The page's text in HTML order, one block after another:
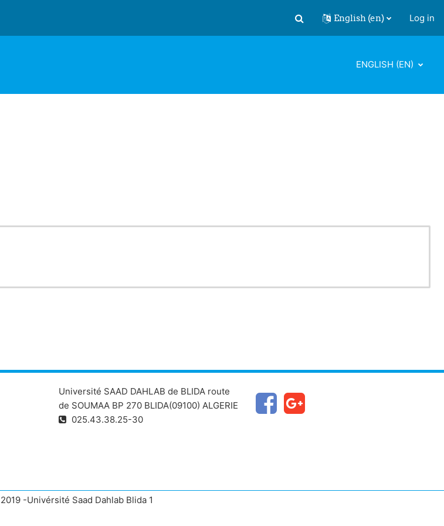
Toggle search input
English ‎(en)‎ Log in
ENGLISH ‎(EN)‎
Université SAAD DAHLAB de BLIDA route
de SOUMAA BP 270 BLIDA(09100) ALGERIE
025.43.38.25-30
-Univérsité Saad Dahlab Blida 1